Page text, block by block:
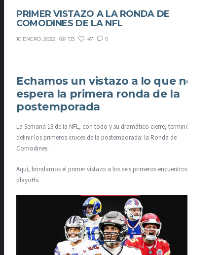
PRIMER VISTAZO A LA RONDA DE
COMODINES DE LA NFL
10 ENERO, 2022 133 47 0
Echamos un vistazo a lo que nos
espera la primera ronda de la
postemporada
La Semana 18 de la NFL, con todo y su dramático cierre, terminó por
definir los primeros cruces de la postemporada: la Ronda de
Comodines.
Aquí, brindamos el primer vistazo a los seis primeros encuentros de los
playoffs: